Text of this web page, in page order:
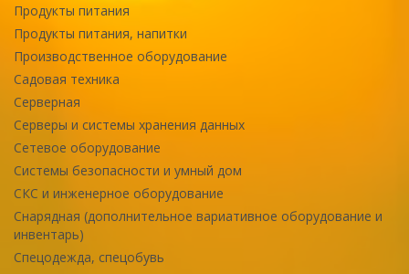
Продукты питания
Продукты питания, напитки
Производственное оборудование
Садовая техника
Серверная
Серверы и системы хранения данных
Сетевое оборудование
Системы безопасности и умный дом
СКС и инженерное оборудование
Снарядная (дополнительное вариативное оборудование и
инвентарь)
Спецодежда, спецобувь